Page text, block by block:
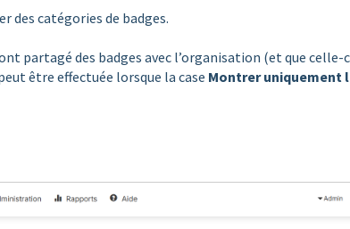
des catégories de badges.
partagé des badges avec l’organisation (et que celle-
être effectuée lorsque la case Montrer uniquement